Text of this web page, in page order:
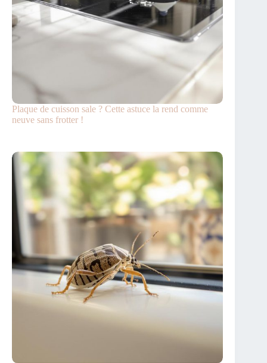
Plaque de cuisson sale ? Cette astuce la rend comme
neuve sans frotter !